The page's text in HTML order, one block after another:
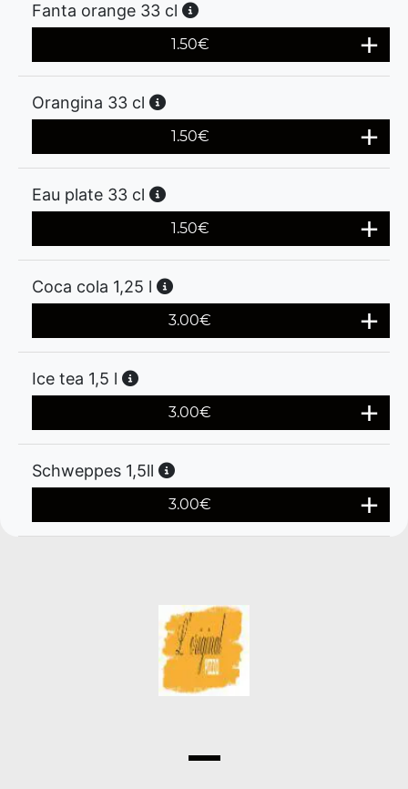
Fanta orange 33 cl
1.50€
Orangina 33 cl
1.50€
Eau plate 33 cl
1.50€
Coca cola 1,25 l
3.00€
Ice tea 1,5 l
3.00€
Schweppes 1,5ll
3.00€